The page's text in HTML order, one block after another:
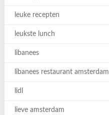
leuke recepten
leukste lunch
libanees
libanees restaurant amsterdam
lidl
lieve amsterdam